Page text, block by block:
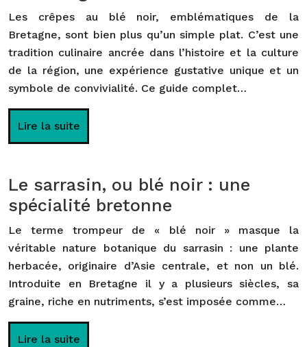
Les crêpes au blé noir, emblématiques de la
Bretagne, sont bien plus qu’un simple plat. C’est une
tradition culinaire ancrée dans l’histoire et la culture
de la région, une expérience gustative unique et un
symbole de convivialité. Ce guide complet…
Lire la suite
Le sarrasin, ou blé noir : une
spécialité bretonne
Le terme trompeur de « blé noir » masque la
véritable nature botanique du sarrasin : une plante
herbacée, originaire d’Asie centrale, et non un blé.
Introduite en Bretagne il y a plusieurs siècles, sa
graine, riche en nutriments, s’est imposée comme…
Lire la suite